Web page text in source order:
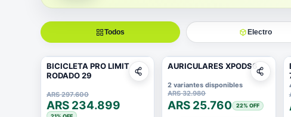
Todos Electro
BICICLETA PRO LIMIT
RODADO 29
ARS 297.600
ARS 234.899
AURICULARES XPODS6
2 variantes disponibles
ARS 32.980
ARS 25.760 22% OFF